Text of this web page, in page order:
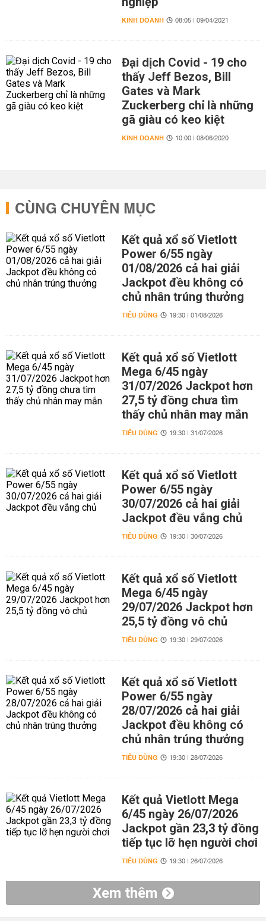
KINH DOANH 08:05 | 09/04/2021
Đại dịch Covid - 19 cho
thấy Jeff Bezos, Bill
Gates và Mark
Zuckerberg chỉ là những
gã giàu có keo kiệt
KINH DOANH 10:00 | 08/06/2020
CÙNG CHUYÊN MỤC
Kết quả xổ số Vietlott
Power 6/55 ngày
01/08/2026 cả hai giải
Jackpot đều không có
chủ nhân trúng thưởng
TIÊU DÙNG 19:30 | 01/08/2026
Kết quả xổ số Vietlott
Mega 6/45 ngày
31/07/2026 Jackpot hơn
27,5 tỷ đồng chưa tìm
thấy chủ nhân may mắn
TIÊU DÙNG 19:30 | 31/07/2026
Kết quả xổ số Vietlott
Power 6/55 ngày
30/07/2026 cả hai giải
Jackpot đều vắng chủ
TIÊU DÙNG 19:30 | 30/07/2026
Kết quả xổ số Vietlott
Mega 6/45 ngày
29/07/2026 Jackpot hơn
25,5 tỷ đồng vô chủ
TIÊU DÙNG 19:30 | 29/07/2026
Kết quả xổ số Vietlott
Power 6/55 ngày
28/07/2026 cả hai giải
Jackpot đều không có
chủ nhân trúng thưởng
TIÊU DÙNG 19:30 | 28/07/2026
Kết quả Vietlott Mega
6/45 ngày 26/07/2026
Jackpot gần 23,3 tỷ đồng
tiếp tục lỡ hẹn người chơi
TIÊU DÙNG 19:30 | 26/07/2026
Xem thêm